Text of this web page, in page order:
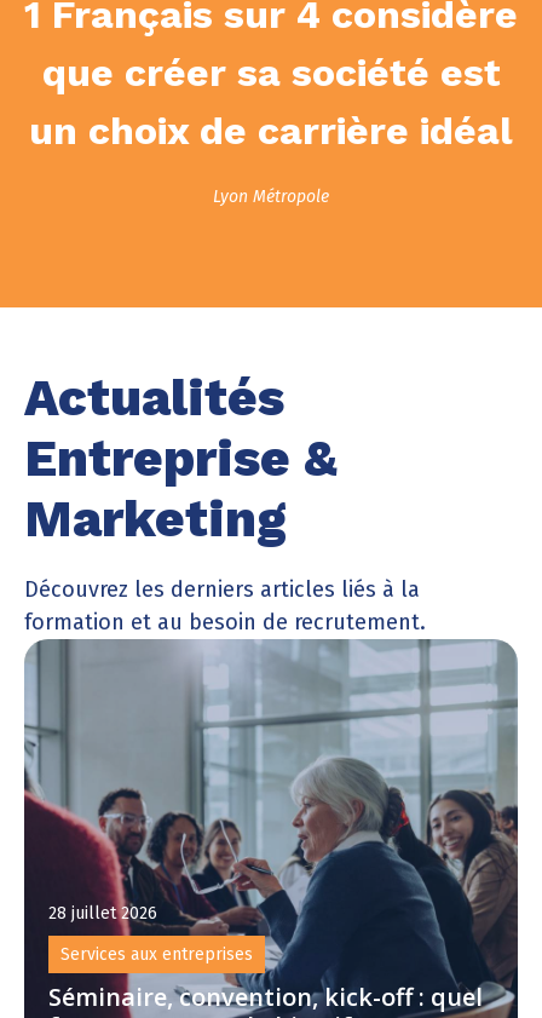
1 Français sur 4 considère
que créer sa société est
un choix de carrière idéal
Lyon Métropole
28 juillet 2026
Services aux entreprises
Séminaire, convention, kick-off : quel
Actualités
Entreprise &
Marketing
Découvrez les derniers articles liés à la
formation et au besoin de recrutement.